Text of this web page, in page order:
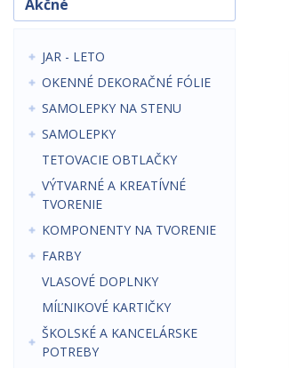
Akčné
JAR - LETO
OKENNÉ DEKORAČNÉ FÓLIE
SAMOLEPKY NA STENU
SAMOLEPKY
TETOVACIE OBTLAČKY
VÝTVARNÉ A KREATÍVNÉ
TVORENIE
KOMPONENTY NA TVORENIE
FARBY
VLASOVÉ DOPLNKY
MÍĽNIKOVÉ KARTIČKY
ŠKOLSKÉ A KANCELÁRSKE
POTREBY